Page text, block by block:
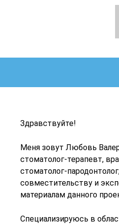
Здравствуйте!
Меня зовут Любовь
стоматолог-терапевт,
стоматолог-
совместительству и
материалам данного
Специализируюсь в